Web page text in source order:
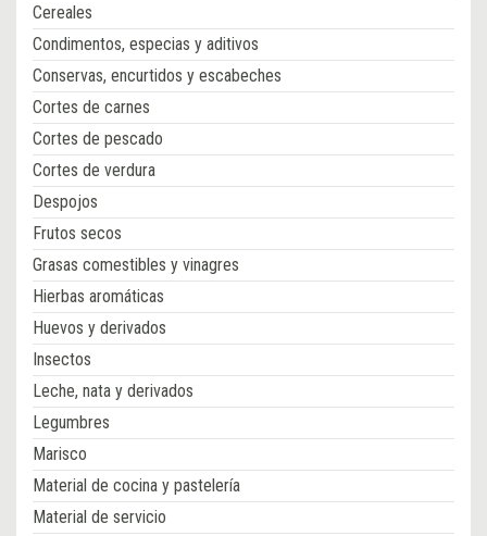
Cereales
Condimentos, especias y aditivos
Conservas, encurtidos y escabeches
Cortes de carnes
Cortes de pescado
Cortes de verdura
Despojos
Frutos secos
Grasas comestibles y vinagres
Hierbas aromáticas
Huevos y derivados
Insectos
Leche, nata y derivados
Legumbres
Marisco
Material de cocina y pastelería
Material de servicio